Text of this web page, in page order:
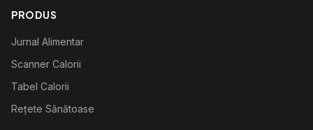
PRODUS
Jurnal Alimentar
Scanner Calorii
Tabel Calorii
Rețete Sănătoase